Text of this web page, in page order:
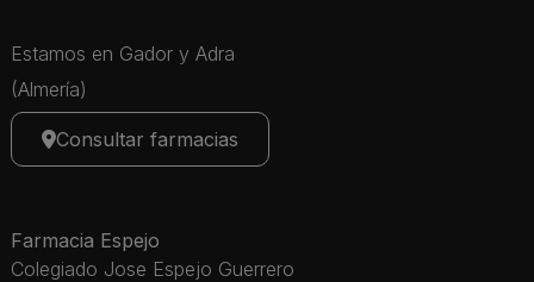
Estamos en Gador y Adra
(Almería)
Consultar farmacias
Farmacia Espejo
Colegiado Jose Espejo Guerrero